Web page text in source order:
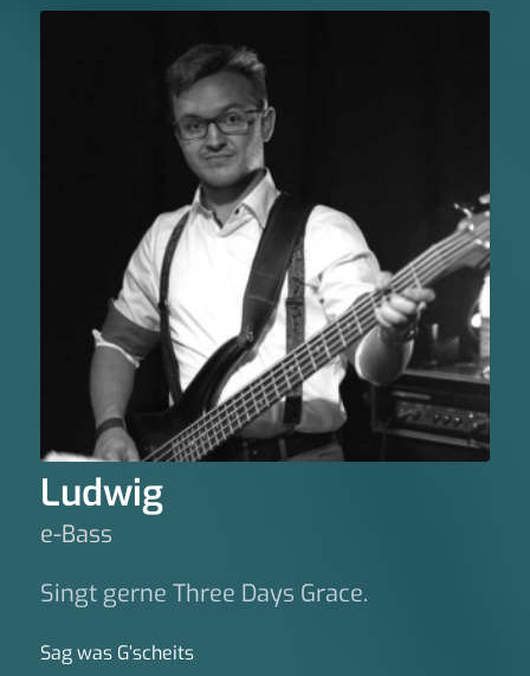
Ludwig
e-Bass
Singt gerne Three Days Grace.
Sag was G‘scheits